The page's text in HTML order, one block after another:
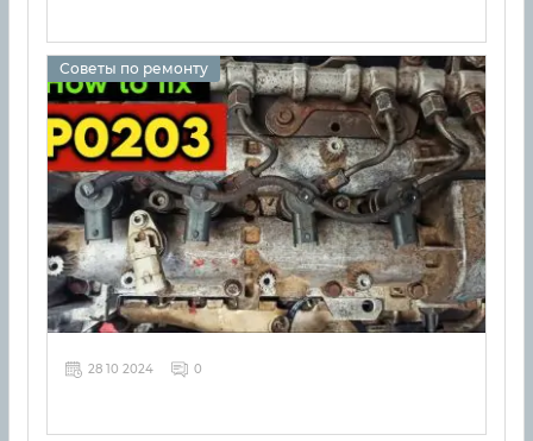
Советы по ремонту
28 10 2024 0